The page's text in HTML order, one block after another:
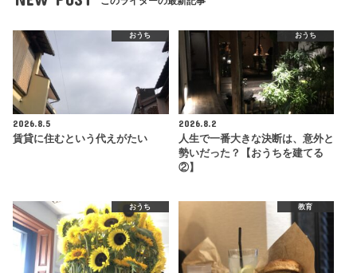
おうち
2026.8.5
賃貸に住むという代えがたい
おうち
2026.8.2
人生で一番大きな決断は、意外と
勢いだった？【おうちを建てる
②】
おうち 教育